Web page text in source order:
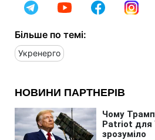
Більше по темі:
Укренерго